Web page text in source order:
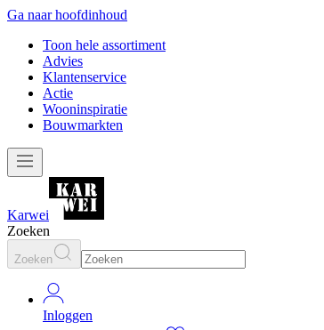
Ga naar hoofdinhoud
Toon hele assortiment
Advies
Klantenservice
Actie
Wooninspiratie
Bouwmarkten
Karwei
Zoeken
Zoeken
Inloggen